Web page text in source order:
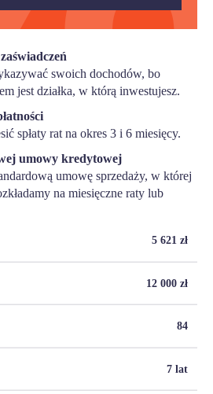
swoich dochodów, bo
jest działka, w którą inwestujesz.
spłaty rat na okres 3 i 6 miesięcy.
umowy kredytowej
umowę sprzedaży, w której
na miesięczne raty lub
5 621 zł
12 000 zł
84
7 lat